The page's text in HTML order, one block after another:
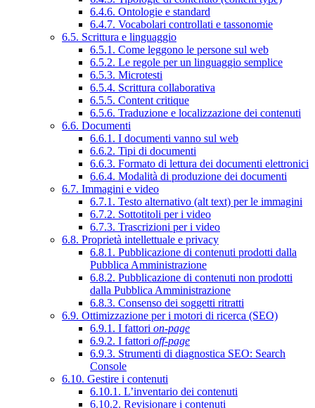
6.4.6. Ontologie e standard
6.4.7. Vocabolari controllati e tassonomie
6.5. Scrittura e linguaggio
6.5.1. Come leggono le persone sul web
6.5.2. Le regole per un linguaggio semplice
6.5.3. Microtesti
6.5.4. Scrittura collaborativa
6.5.5. Content critique
6.5.6. Traduzione e localizzazione dei contenuti
6.6. Documenti
6.6.1. I documenti vanno sul web
6.6.2. Tipi di documenti
6.6.3. Formato di lettura dei documenti elettronici
6.6.4. Modalità di produzione dei documenti
6.7. Immagini e video
6.7.1. Testo alternativo (alt text) per le immagini
6.7.2. Sottotitoli per i video
6.7.3. Trascrizioni per i video
6.8. Proprietà intellettuale e privacy
6.8.1. Pubblicazione di contenuti prodotti dalla
Pubblica Amministrazione
6.8.2. Pubblicazione di contenuti non prodotti
dalla Pubblica Amministrazione
6.8.3. Consenso dei soggetti ritratti
6.9. Ottimizzazione per i motori di ricerca (SEO)
6.9.1. I fattori on-page
6.9.2. I fattori off-page
6.9.3. Strumenti di diagnostica SEO: Search
Console
6.10. Gestire i contenuti
6.10.1. L’inventario dei contenuti
6.10.2. Revisionare i contenuti